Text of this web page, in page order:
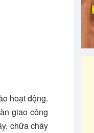
hoạt động.
giao công
chữa cháy